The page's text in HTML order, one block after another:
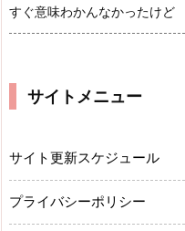
すぐ意味わかんなかったけど
サイトメニュー
サイト更新スケジュール
プライバシーポリシー